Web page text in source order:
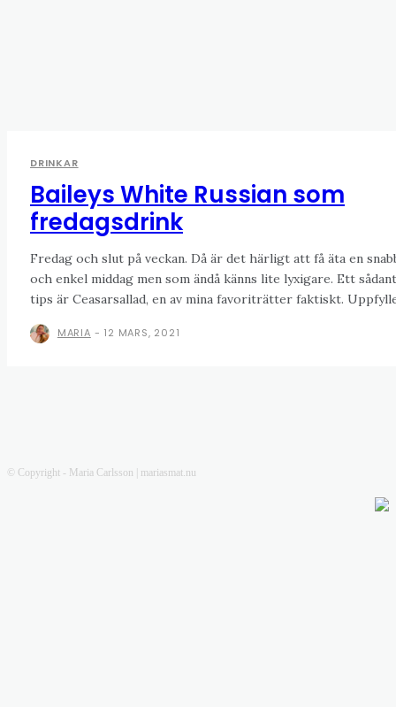
DRINKAR
Baileys White Russian som
fredagsdrink
Fredag och slut på veckan. Då är det härligt att få äta en
och enkel middag men som ändå känns lite lyxigare. Ett sådant
tips är Ceasarsallad, en av mina favoriträtter faktiskt.
MARIA - 12 MARS, 2021
© Copyright - Maria Carlsson | mariasmat.nu